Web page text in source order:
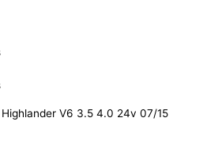
V6 3.5 4.0 24v 07/15